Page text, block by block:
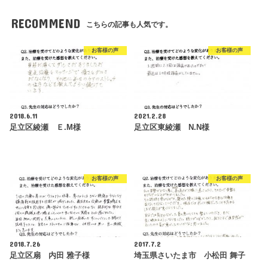
RECOMMEND こちらの記事も人気です。
お客様の声
2018.6.11
足立区綾瀬 Ｅ.M様
お客様の声
2021.2.28
足立区東綾瀬 N.N様
お客様の声
2018.7.26
足立区扇 内田 雅子様
お客様の声
2017.7.2
埼玉県さいたま市 小松田 舞子